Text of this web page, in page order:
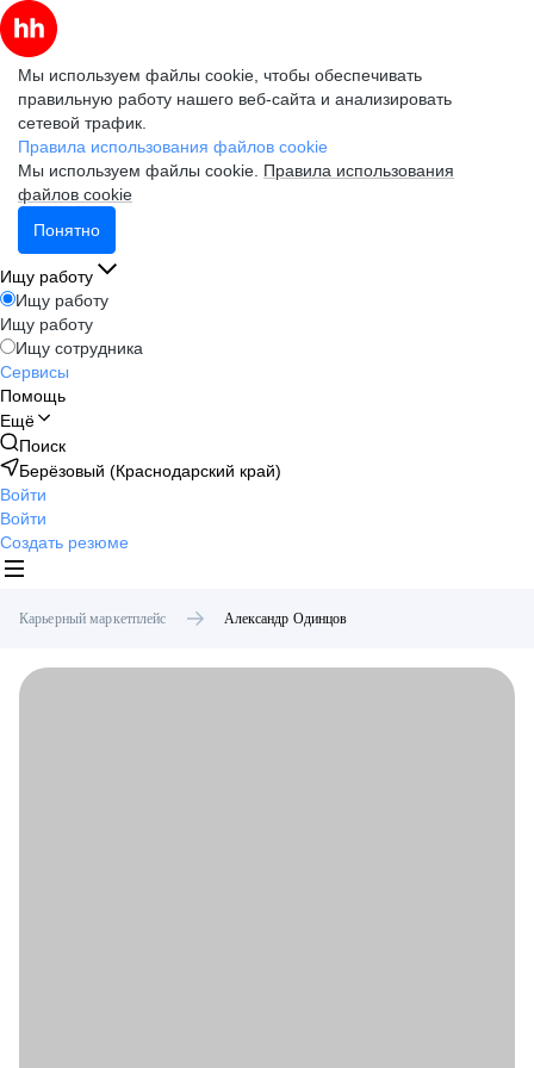
Мы используем файлы cookie, чтобы обеспечивать
правильную работу нашего веб-сайта и анализировать
сетевой трафик.
Правила использования файлов cookie
Мы используем файлы cookie. Правила использования
файлов cookie
Понятно
Ищу работу
Ищу работу
Ищу работу
Ищу сотрудника
Сервисы
Помощь
Ещё
Поиск
Берёзовый (Краснодарский край)
Войти
Войти
Создать резюме
Карьерный маркетплейс Александр Одинцов